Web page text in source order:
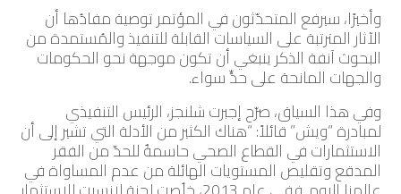
وأخيرًا، سيرفع المتحدّثون في المؤتمر توصية مفادُها أن
الآثار المترتبة على السياسات القابلة للتنفيذ والمُستمدة من
البحوث آنفة الذكر ينبغي أن تكون موجهة نحو الحكومات
والجهات المانحة على حدٍّ سواء.
وفي هذا السياق، صرّح إجبرت شلنجز، الرئيس التنفيذي
لمبادرة “ويش” قائلاً: “هناك الكثير من الأدلة التي تشير إلى أن
الاستثمارات في القطاع الصحي حاسمةٌ للحدّ من الفقر
المدقع وتقليص المستويات الهائلة من عدم المساواة في